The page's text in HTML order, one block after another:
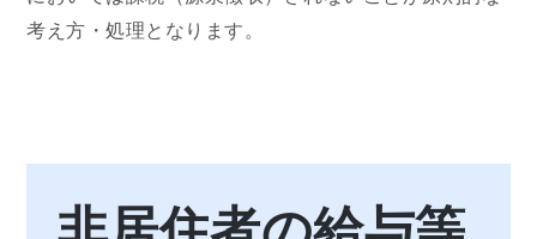
考え方・処理となります。